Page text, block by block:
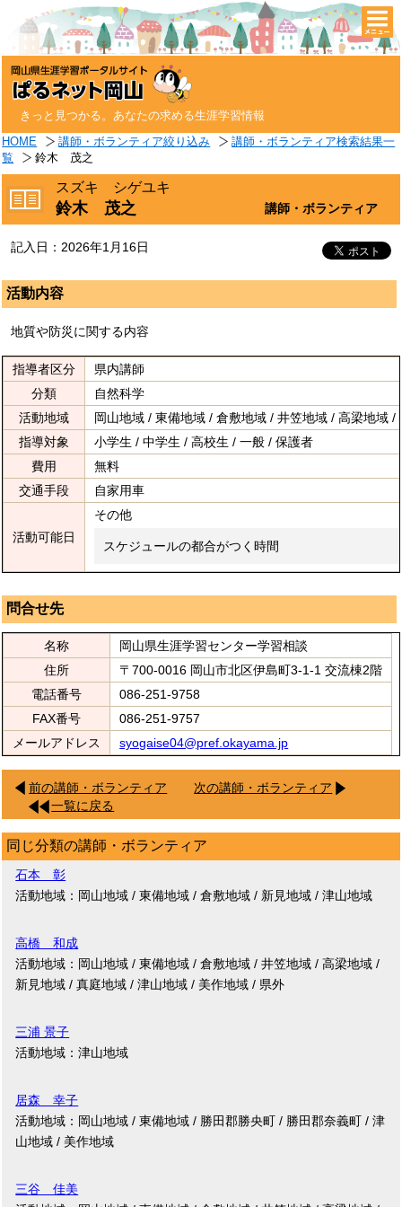
きっと見つかる。あなたの求める生涯学習情報
HOME 講師・ボランティア絞り込み
講師・ボランティア検索結果一
覧
鈴木 茂之
スズキ シゲユキ
鈴木 茂之 講師・ボランティア
記入日：2026年1月16日
活動内容
地質や防災に関する内容
指導者区分
県内講師
分類
自然科学
活動地域
岡山地域 / 東備地域 / 倉敷地域 / 井笠地域 / 高梁地域
指導対象
小学生 / 中学生 / 高校生 / 一般 / 保護者
費用
無料
交通手段
自家用車
活動可能日
その他
スケジュールの都合がつく時間
問合せ先
名称
岡山県生涯学習センター学習相談
住所
〒700-0016 岡山市北区伊島町3-1-1 交流棟2階
電話番号
086-251-9758
FAX番号
086-251-9757
メールアドレス
syogaise04@pref.okayama.jp
前の講師・ボランティア
次の講師・ボランティア
一覧に戻る
同じ分類の講師・ボランティア
石本 彰
活動地域：岡山地域 / 東備地域 / 倉敷地域 / 新見地域 / 津山地域
高橋 和成
活動地域：岡山地域 / 東備地域 / 倉敷地域 / 井笠地域 / 高梁地域 /
新見地域 / 真庭地域 / 津山地域 / 美作地域 / 県外
三浦 景子
活動地域：津山地域
居森 幸子
活動地域：岡山地域 / 東備地域 / 勝田郡勝央町 / 勝田郡奈義町 / 津
山地域 / 美作地域
三谷 佳美